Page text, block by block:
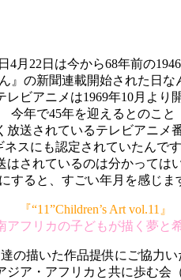
4月22日は今から68年前の1946
ん』の新聞連載開始された日な
レビアニメは1969年10月より
今年で45年を迎えるとのこと
放送されているテレビアニメ
ネスにも認定されていたんで
はされているのは分かっては
すると、すごい年月を感じま
『“11”Children’s Art vol.11』
アフリカの子どもが描く夢と
の描いた作品提供にご協力い
ジア・アフリカと共に歩む会